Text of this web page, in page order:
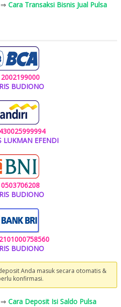
⇒ Cara Transaksi Bisnis Jual Pulsa
2002199000
BUDIONO
LUKMAN EFENDI
0503706208
BUDIONO
BUDIONO
Anda masuk secara otomatis &
konfirmasi.
⇒ Cara Deposit Isi Saldo Pulsa